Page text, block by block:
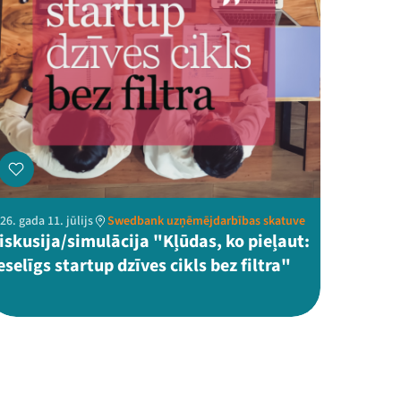
gada 11. jūlijs Swedbank uzņēmējdarbības skatuve
simulācija "Kļūdas, ko pieļaut:
startup dzīves cikls bez filtra"